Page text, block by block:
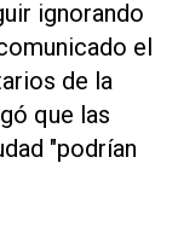
ignorando
el
de la
que las
"podrían